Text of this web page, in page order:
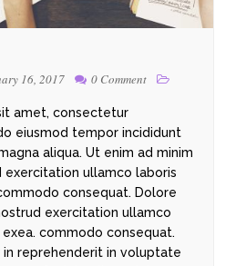
16, 2017 0 Comment
amet, consectetur
eiusmod tempor incididunt
aliqua. Ut enim ad minim
exercitation ullamco laboris
consequat. Dolore
exercitation ullamco
commodo consequat.
in reprehenderit in voluptate